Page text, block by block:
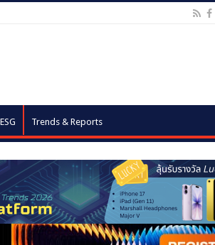
ESG Trends & Reports